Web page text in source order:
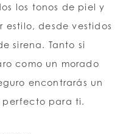
los tonos de piel y
estilo, desde vestidos
sirena. Tanto si
como un morado
encontrarás un
para ti.